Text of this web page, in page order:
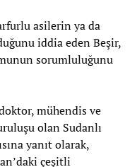
asilerin ya da
iddia eden Beşir,
sorumluluğunu
mühendis ve
olan Sudanlı
yanıt olarak,
çeşitli